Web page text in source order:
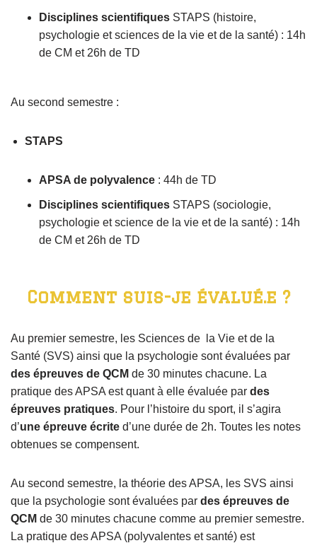
Disciplines scientifiques STAPS (histoire,
psychologie et sciences de la vie et de la santé) : 14h
de CM et 26h de TD
Au second semestre :
STAPS
APSA de polyvalence : 44h de TD
Disciplines scientifiques STAPS (sociologie,
psychologie et science de la vie et de la santé) : 14h
de CM et 26h de TD
Comment suis-je évalué.e ?
Au premier semestre, les Sciences de la Vie et de la
Santé (SVS) ainsi que la psychologie sont évaluées par
des épreuves de QCM de 30 minutes chacune. La
pratique des APSA est quant à elle évaluée par des
épreuves pratiques. Pour l’histoire du sport, il s’agira
d’une épreuve écrite d’une durée de 2h. Toutes les notes
obtenues se compensent.
Au second semestre, la théorie des APSA, les SVS ainsi
que la psychologie sont évaluées par des épreuves de
QCM de 30 minutes chacune comme au premier semestre.
La pratique des APSA (polyvalentes et santé) est